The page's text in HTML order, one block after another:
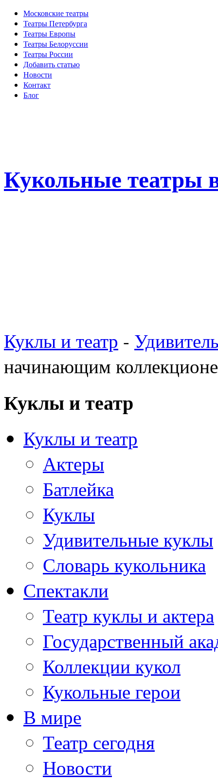
Московские театры
Театры Петербурга
Театры Европы
Театры Белоруссии
Театры России
Добавить статью
Новости
Контакт
Блог
Кукольные театры
Куклы и театр -
начинающим
Куклы и театр
Куклы и театр
Актеры
Батлейка
Куклы
Удивительные куклы
Словарь кукольника
Спектакли
Театр куклы и актера
Государственный
Коллекции кукол
Кукольные герои
В мире
Театр сегодня
Новости